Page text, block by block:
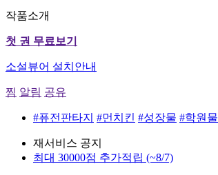
작품소개
첫 권 무료보기
소설뷰어 설치안내
찜 알림 공유
#퓨전판타지 #먼치킨 #성장물 #학원물
재서비스 공지
최대 30000점 추가적립 (~8/7)